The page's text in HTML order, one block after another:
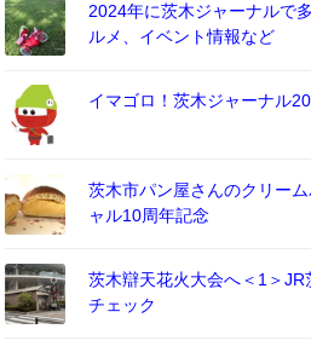
2024年に茨木ジャーナルで
ルメ、イベント情報など
イマゴロ！茨木ジャーナル
茨木市パン屋さんのクリー
ャル10周年記念
茨木辯天花火大会へ＜1＞
チェック